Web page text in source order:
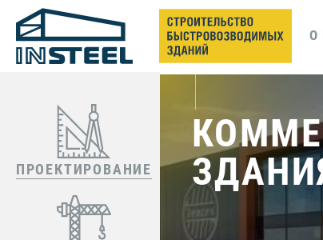
О
ПРОЕКТИРОВАНИЕ